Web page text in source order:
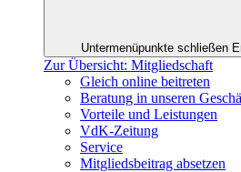
Untermenüpunkte schließen
Zur Übersicht: Mitgliedschaft
Gleich online beitreten
Beratung in unseren
Vorteile und Leistungen
VdK-Zeitung
Service
Mitgliedsbeitrag absetzen